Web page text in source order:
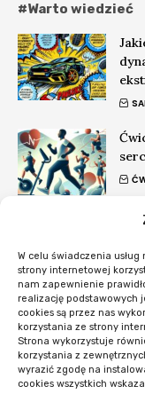
W celu świadczenia
strony internetowej
nam zapewnienie
realizację podstawowych
cookies są przez nas
korzystania ze strony
Strona wykorzystuje
korzystania z
wyrazić zgodę na
cookies wszystkich
#Warto wiedzieć
#Nowości
Co